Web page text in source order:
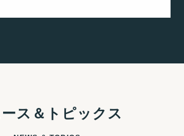
ス＆トピックス